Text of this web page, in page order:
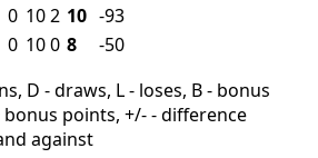
0 102 10 -93
0 100 8
-50
D - draws, L - loses, B - bonus
points, +/- - difference
against